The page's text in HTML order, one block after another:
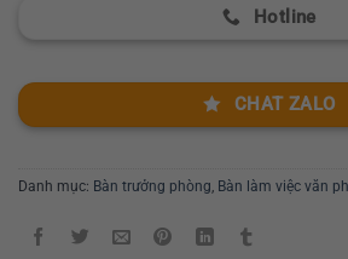
Hotline
CHAT ZALO
Danh mục: Bàn trưởng phòng, Bàn làm việc văn